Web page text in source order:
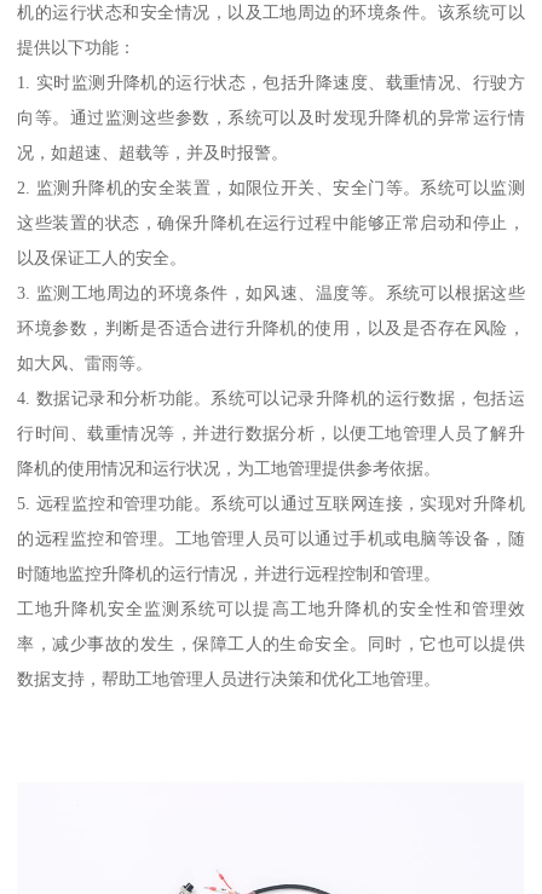
机的运行状态和安全情况，以及工地周边的环境条件。该系统可以
提供以下功能：
1. 实时监测升降机的运行状态，包括升降速度、载重情况、行驶方
向等。通过监测这些参数，系统可以及时发现升降机的异常运行情
况，如超速、超载等，并及时报警。
2. 监测升降机的安全装置，如限位开关、安全门等。系统可以监测
这些装置的状态，确保升降机在运行过程中能够正常启动和停止，
以及保证工人的安全。
3. 监测工地周边的环境条件，如风速、温度等。系统可以根据这些
环境参数，判断是否适合进行升降机的使用，以及是否存在风险，
如大风、雷雨等。
4. 数据记录和分析功能。系统可以记录升降机的运行数据，包括运
行时间、载重情况等，并进行数据分析，以便工地管理人员了解升
降机的使用情况和运行状况，为工地管理提供参考依据。
5. 远程监控和管理功能。系统可以通过互联网连接，实现对升降机
的远程监控和管理。工地管理人员可以通过手机或电脑等设备，随
时随地监控升降机的运行情况，并进行远程控制和管理。
工地升降机安全监测系统可以提高工地升降机的安全性和管理效
率，减少事故的发生，保障工人的生命安全。同时，它也可以提供
数据支持，帮助工地管理人员进行决策和优化工地管理。